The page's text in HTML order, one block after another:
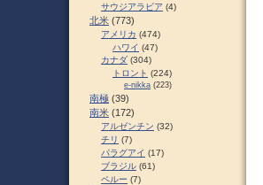
サウジアラビア (4)
北米 (773)
アメリカ (474)
ハワイ (47)
カナダ (304)
トロント (224)
e-nikka (223)
南極 (39)
南米 (172)
アルゼンチン (32)
チリ (7)
パラグアイ (17)
ブラジル (61)
ペルー (7)